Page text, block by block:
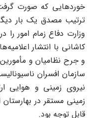
خوردهایی که صورت
ترتیب مصدق یک بار
وزارت دفاع زمام امور
کاشانی با انتشار
و جرح نظامیان و
سازمان افسران
نیروی زمینی و هوایی
زمینی مستقر در بهارستان
قابل توجه بود.